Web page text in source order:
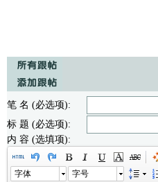
笔 名 (必选项):
标 题 (必选项):
内 容 (选填项):
字体 字号